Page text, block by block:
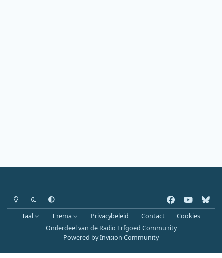
Heldere modus
Donkere modus
Systeemvoorkeur
a
c
e
o
u
b
l
u
Taal Thema Privacybeleid Contact
Cookies
Onderdeel van de Radio Erfgoed Community
Powered byInvision Community